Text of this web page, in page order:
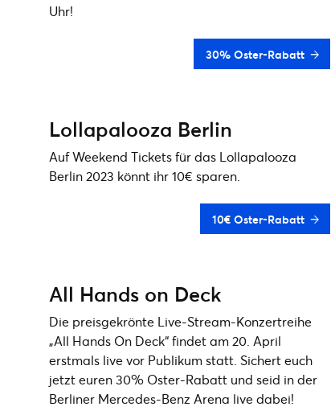
Uhr!
30% Oster-Rabatt
Lollapalooza Berlin
Auf Weekend Tickets für das Lollapalooza
Berlin 2023 könnt ihr 10€ sparen.
10€ Oster-Rabatt
All Hands on Deck
Die preisgekrönte Live-Stream-Konzertreihe
„All Hands On Deck“ findet am 20. April
erstmals live vor Publikum statt. Sichert euch
jetzt euren 30% Oster-Rabatt und seid in der
Berliner Mercedes-Benz Arena live dabei!